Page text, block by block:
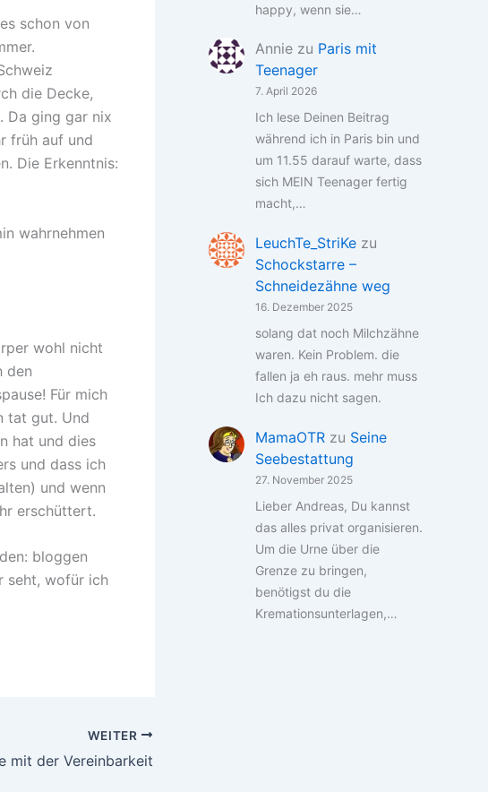
schon von
die Decke,
Da ging gar nix
früh auf und
Die Erkenntnis:
wahrnehmen
wohl nicht
den
Für mich
tat gut. Und
hat und dies
und dass ich
und wenn
erschüttert.
bloggen
seht, wofür ich
WEITER
mit der Vereinbarkeit
happy, wenn sie…
Annie zu Paris mit
Teenager
7. April 2026
Ich lese Deinen Beitrag
während ich in Paris bin und
um 11.55 darauf warte, dass
sich MEIN Teenager fertig
macht,…
LeuchTe_StriKe zu
Schockstarre –
Schneidezähne weg
16. Dezember 2025
solang dat noch Milchzähne
waren. Kein Problem. die
fallen ja eh raus. mehr muss
Ich dazu nicht sagen.
MamaOTR zu Seine
Seebestattung
27. November 2025
Lieber Andreas, Du kannst
das alles privat organisieren.
Um die Urne über die
Grenze zu bringen,
benötigst du die
Kremationsunterlagen,…